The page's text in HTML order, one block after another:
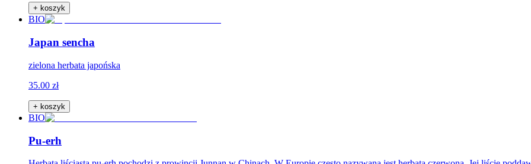
+ koszyk
BIO
Japan sencha
zielona herbata japońska
35.00 zł
+ koszyk
BIO
Pu-erh